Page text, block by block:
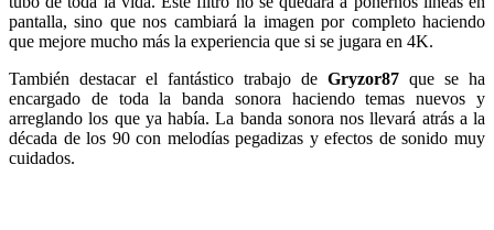
pantalla, sino que nos cambiará la imagen por completo haciendo
que mejore mucho más la experiencia que si se jugara en 4K.
También destacar el fantástico trabajo de Gryzor87 que se ha
encargado de toda la banda sonora haciendo temas nuevos y
arreglando los que ya había. La banda sonora nos llevará atrás a la
década de los 90 con melodías pegadizas y efectos de sonido muy
cuidados.